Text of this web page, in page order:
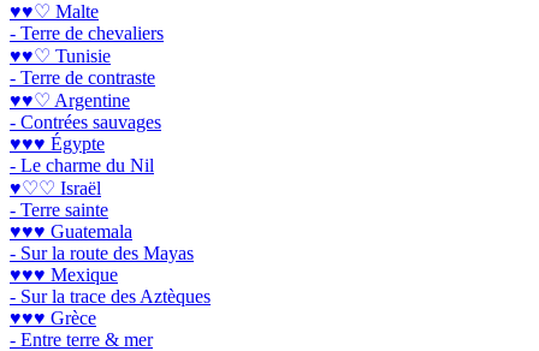
♥♥♡ Malte
- Terre de chevaliers
♥♥♡ Tunisie
- Terre de contraste
♥♥♡ Argentine
- Contrées sauvages
♥♥♥ Égypte
- Le charme du Nil
♥♡♡ Israël
- Terre sainte
♥♥♥ Guatemala
- Sur la route des Mayas
♥♥♥ Mexique
- Sur la trace des Aztèques
♥♥♥ Grèce
- Entre terre & mer